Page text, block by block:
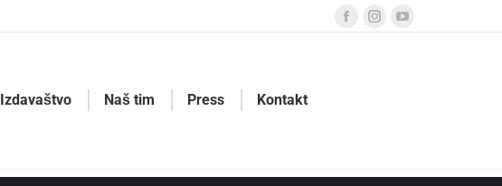
Facebook
Instagram
YouTube
Izdavaštvo Naš tim Press Kontakt